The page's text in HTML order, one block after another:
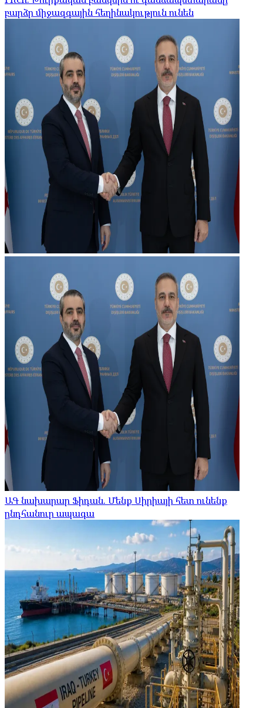
բարձր միջազգային հեղինակություն ունեն
ԱԳ նախարար Ֆիդան. Մենք Սիրիայի հետ ունենք
ընդհանուր ապագա